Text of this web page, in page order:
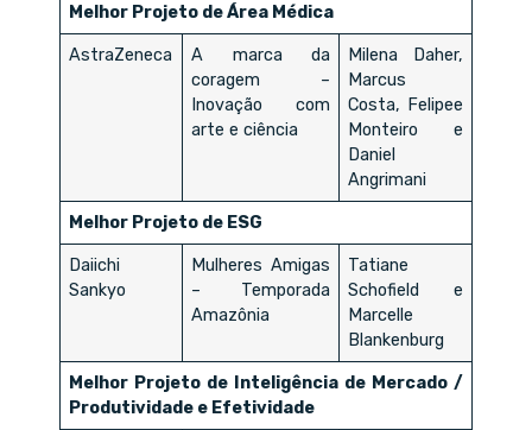
Melhor Projeto de Área Médica
AstraZeneca
A marca da
coragem –
Inovação com
arte e ciência
Milena Daher,
Marcus
Costa, Felipee
Monteiro e
Daniel
Angrimani
Melhor Projeto de ESG
Daiichi
Sankyo
Mulheres Amigas
– Temporada
Amazônia
Tatiane
Schofield e
Marcelle
Blankenburg
Melhor Projeto de Inteligência de Mercado /
Produtividade e Efetividade